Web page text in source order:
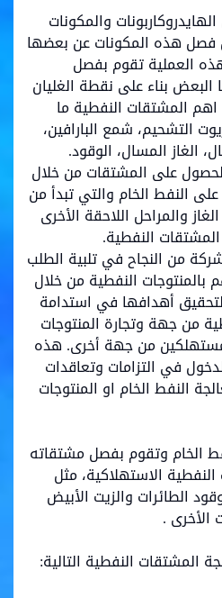
والمكونات
فصل هذه المكونات عن بعضها
العملية تقوم بفصل
بناء على نقطة الغليان
المشتقات النفطية ما
التشحيم، شمع البارافين،
الغاز المسال، الوقود.
على المشتقات من خلال
النفط الخام والتي تبدأ من
والمراحل اللاحقة الأخرى
النفطية.
من النجاح في تلبية الطلب
النفطية من خلال
أهدافها في استدامة
من جهة وتجارة المنتوجات
من جهة أخرى. هذه
في التزامات وتعاقدات
النفط الخام او المنتوجات
الخام وتقوم بفصل مشتقاته
الاستهلاكية، مثل
الطائرات والزيت الأبيض
الأخرى .
النفطية التالية: